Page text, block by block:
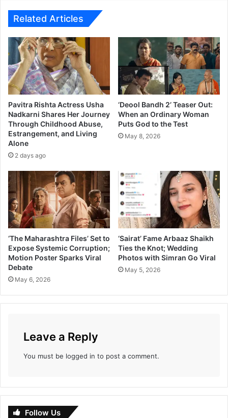
व्ह
र
r
Related Articles
Pavitra Rishta Actress Usha
Nadkarni Shares Her Journey
Through Childhood Abuse,
Estrangement, and Living
Alone
2 days ago
‘Deool Bandh 2’ Teaser Out:
When an Ordinary Woman
Puts God to the Test
May 8, 2026
‘The Maharashtra Files’ Set to
Expose Systemic Corruption;
Motion Poster Sparks Viral
Debate
May 6, 2026
‘Sairat’ Fame Arbaaz Shaikh
Ties the Knot; Wedding
Photos with Simran Go Viral
May 5, 2026
Leave a Reply
You must be logged in to post a comment.
Follow Us